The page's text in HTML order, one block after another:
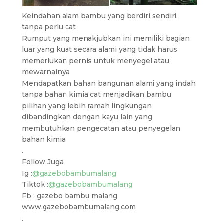
Keindahan alam bambu yang berdiri sendiri,
tanpa perlu cat
Rumput yang menakjubkan ini memiliki bagian
luar yang kuat secara alami yang tidak harus
memerlukan pernis untuk menyegel atau
mewarnainya
Mendapatkan bahan bangunan alami yang indah
tanpa bahan kimia cat menjadikan bambu
pilihan yang lebih ramah lingkungan
dibandingkan dengan kayu lain yang
membutuhkan pengecatan atau penyegelan
bahan kimia
.
Follow Juga
Ig :@gazebobambumalang
Tiktok :@gazebobambumalang
Fb : gazebo bambu malang
www.gazebobambumalang.com
.